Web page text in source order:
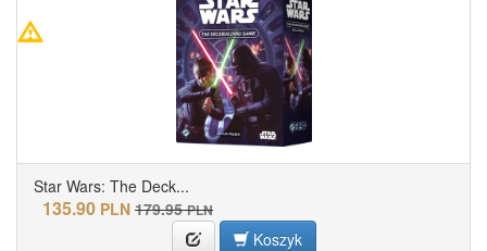
Star Wars: The Deck...
135.90 PLN 179.95 PLN
Koszyk